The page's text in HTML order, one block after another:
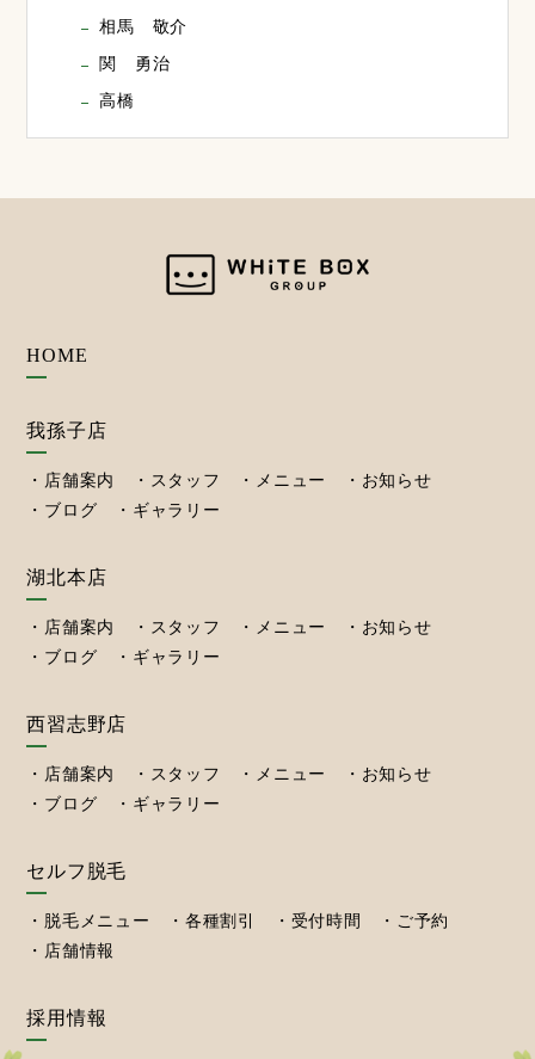
相馬 敬介
関 勇治
高橋
HOME
我孫子店
店舗案内 スタッフ メニュー
お知らせ
ブログ
ギャラリー
湖北本店
店舗案内 スタッフ メニュー
お知らせ
ブログ
ギャラリー
西習志野店
店舗案内 スタッフ メニュー
お知らせ
ブログ
ギャラリー
セルフ脱毛
脱毛メニュー 各種割引 受付時間
ご予約
店舗情報
採用情報